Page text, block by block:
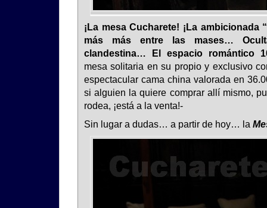
¡La mesa Cucharete! ¡La ambicionada
más más entre las mases…
clandestina… El espacio romántico
mesa solitaria en su propio y exclusivo
espectacular cama china valorada en
si alguien la quiere comprar allí mismo,
rodea, ¡está a la venta!-
Sin lugar a dudas… a partir de hoy… la